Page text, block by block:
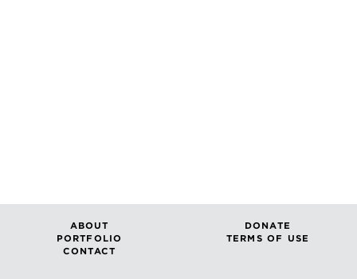
ABOUT
DONATE
PORTFOLIO
TERMS OF USE
CONTACT